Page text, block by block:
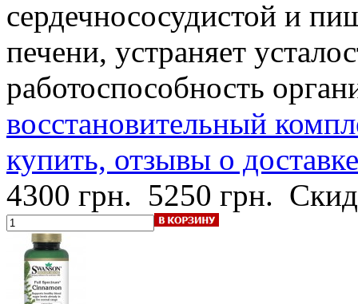
сердечнососудистой и
печени, устраняет
работоспособность
восстановительный
купить, отзывы о доставке
4300 грн. 5250 грн.